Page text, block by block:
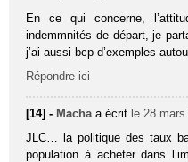
En ce qui concerne,
indemmnités de départ, je
j’ai aussi bcp d’exemples
Répondre ici
[14] - Macha a écrit le 28 mars
JLC… la politique des taux
population à acheter dans